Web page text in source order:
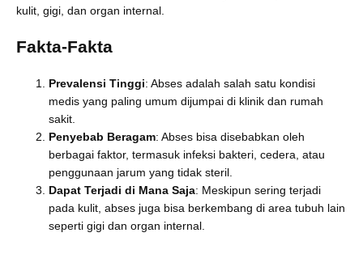
kulit, gigi, dan organ internal.
Fakta-Fakta
Prevalensi Tinggi: Abses adalah salah satu kondisi
medis yang paling umum dijumpai di klinik dan rumah
sakit.
Penyebab Beragam: Abses bisa disebabkan oleh
berbagai faktor, termasuk infeksi bakteri, cedera, atau
penggunaan jarum yang tidak steril.
Dapat Terjadi di Mana Saja: Meskipun sering terjadi
pada kulit, abses juga bisa berkembang di area tubuh lain
seperti gigi dan organ internal.